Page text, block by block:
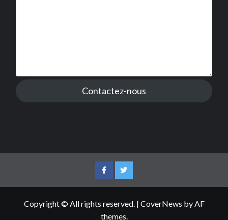
Contactez-nous
FacebookTwitter
Copyright © All rights reserved. | CoverNews by AF
themes.